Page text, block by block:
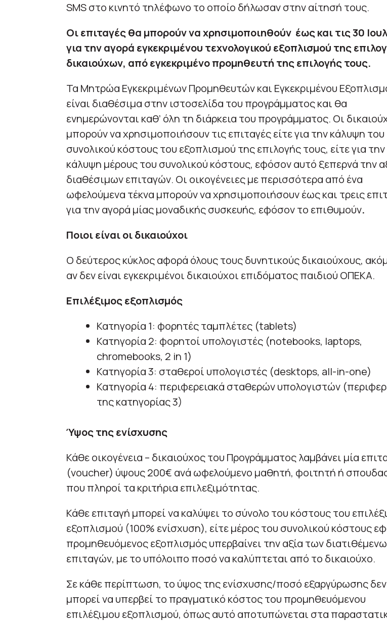
SMS στο κινητό τηλέφωνο το οποίο δήλωσαν στην αίτησή τους.
Οι επιταγές θα μπορούν να χρησιμοποιηθούν έως και τις 30
για την αγορά εγκεκριμένου τεχνολογικού εξοπλισμού της
δικαιούχων, από εγκεκριμένο προμηθευτή της επιλογής τους.
Τα Μητρώα Εγκεκριμένων Προμηθευτών και Εγκεκριμένου
είναι διαθέσιμα στην ιστοσελίδα του προγράμματος και θα
ενημερώνονται καθ’ όλη τη διάρκεια του προγράμματος. Οι
μπορούν να χρησιμοποιήσουν τις επιταγές είτε για την κάλυψη του
συνολικού κόστους του εξοπλισμού της επιλογής τους, είτε για την
κάλυψη μέρους του συνολικού κόστους, εφόσον αυτό ξεπερνά την
διαθέσιμων επιταγών. Οι οικογένειες με περισσότερα από ένα
ωφελούμενα τέκνα μπορούν να χρησιμοποιήσουν έως και τρεις
για την αγορά μίας μοναδικής συσκευής, εφόσον το επιθυμούν.
Ποιοι είναι οι δικαιούχοι
Ο δεύτερος κύκλος αφορά όλους τους δυνητικούς δικαιούχους,
αν δεν είναι εγκεκριμένοι δικαιούχοι επιδόματος παιδιού ΟΠΕΚΑ.
Επιλέξιμος εξοπλισμός
Κατηγορία 1: φορητές ταμπλέτες (tablets)
Κατηγορία 2: φορητοί υπολογιστές (notebooks, laptops,
chromebooks, 2 in 1)
Κατηγορία 3: σταθεροί υπολογιστές (desktops, all-in-one)
Κατηγορία 4: περιφερειακά σταθερών υπολογιστών
της κατηγορίας 3)
Ύψος της ενίσχυσης
Κάθε οικογένεια – δικαιούχος του Προγράμματος λαμβάνει μία
(voucher) ύψους 200€ ανά ωφελούμενο μαθητή, φοιτητή ή
που πληροί τα κριτήρια επιλεξιμότητας.
Κάθε επιταγή μπορεί να καλύψει το σύνολο του κόστους του
εξοπλισμού (100% ενίσχυση), είτε μέρος του συνολικού κόστους
προμηθευόμενος εξοπλισμός υπερβαίνει την αξία των
επιταγών, με το υπόλοιπο ποσό να καλύπτεται από το δικαιούχο.
Σε κάθε περίπτωση, το ύψος της ενίσχυσης/ποσό εξαργύρωσης δεν
μπορεί να υπερβεί το πραγματικό κόστος του προμηθευόμενου
επιλέξιμου εξοπλισμού, όπως αυτό αποτυπώνεται στα